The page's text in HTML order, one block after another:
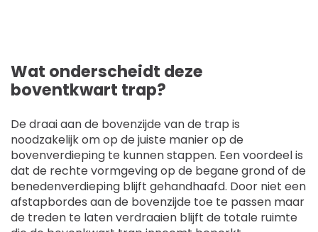
Wat onderscheidt deze
boventkwart trap?
De draai aan de bovenzijde van de trap is
noodzakelijk om op de juiste manier op de
bovenverdieping te kunnen stappen. Een voordeel is
dat de rechte vormgeving op de begane grond of de
benedenverdieping blijft gehandhaafd. Door niet een
afstapbordes aan de bovenzijde toe te passen maar
de treden te laten verdraaien blijft de totale ruimte